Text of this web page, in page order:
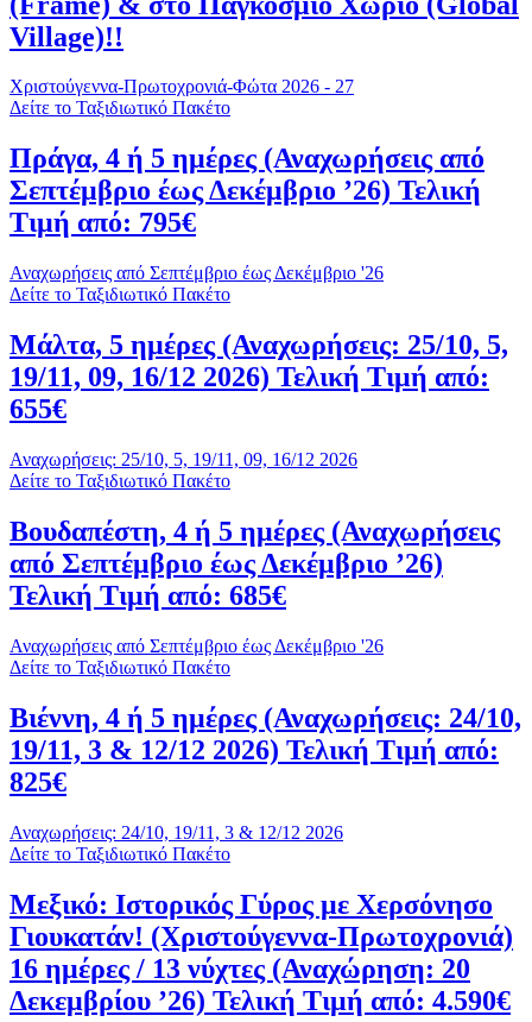
Village)!!
Χριστούγεννα-Πρωτοχρονιά-Φώτα 2026 - 27
Δείτε το Ταξιδιωτικό Πακέτο
Πράγα, 4 ή 5 ημέρες (Αναχωρήσεις από
Σεπτέμβριο έως Δεκέμβριο ’26) Τελική
Τιμή από: 795€
Αναχωρήσεις από Σεπτέμβριο έως Δεκέμβριο '26
Δείτε το Ταξιδιωτικό Πακέτο
Μάλτα, 5 ημέρες (Αναχωρήσεις: 25/10, 5,
19/11, 09, 16/12 2026) Τελική Τιμή από:
655€
Αναχωρήσεις: 25/10, 5, 19/11, 09, 16/12 2026
Δείτε το Ταξιδιωτικό Πακέτο
Βουδαπέστη, 4 ή 5 ημέρες (Αναχωρήσεις
από Σεπτέμβριο έως Δεκέμβριο ’26)
Τελική Τιμή από: 685€
Αναχωρήσεις από Σεπτέμβριο έως Δεκέμβριο '26
Δείτε το Ταξιδιωτικό Πακέτο
Βιέννη, 4 ή 5 ημέρες (Αναχωρήσεις: 24/10,
19/11, 3 & 12/12 2026) Τελική Τιμή από:
825€
Αναχωρήσεις: 24/10, 19/11, 3 & 12/12 2026
Δείτε το Ταξιδιωτικό Πακέτο
Μεξικό: Ιστορικός Γύρος με Χερσόνησο
Γιουκατάν! (Χριστούγεννα-Πρωτοχρονιά)
16 ημέρες / 13 νύχτες (Αναχώρηση: 20
Δεκεμβρίου ’26) Τελική Τιμή από: 4.590€